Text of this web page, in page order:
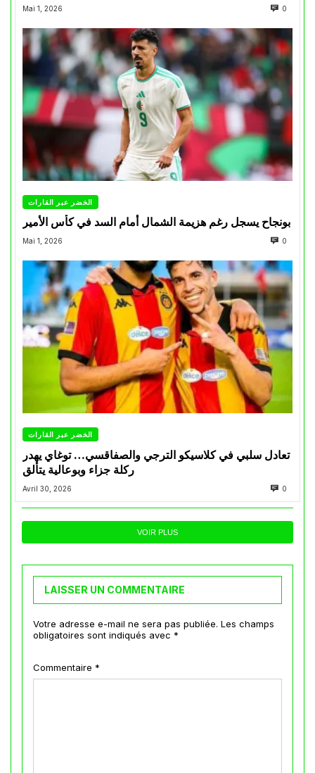
Mai 1, 2026 0
الخضر عبر القارات
بونجاح يسجل رغم هزيمة الشمال أمام السد في كأس الأمير
Mai 1, 2026 0
الخضر عبر القارات
تعادل سلبي في كلاسيكو الترجي والصفاقسي… توغاي يهدر
ركلة جزاء وبوعالية يتألق
Avril 30, 2026 0
VOIR PLUS
LAISSER UN COMMENTAIRE
Votre adresse e-mail ne sera pas publiée. Les champs
obligatoires sont indiqués avec *
Commentaire *